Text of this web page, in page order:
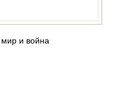
и война